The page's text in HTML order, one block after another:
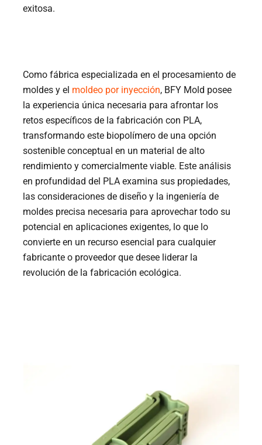
exitosa.
Como fábrica especializada en el procesamiento de
moldes y el moldeo por inyección, BFY Mold posee
la experiencia única necesaria para afrontar los
retos específicos de la fabricación con PLA,
transformando este biopolímero de una opción
sostenible conceptual en un material de alto
rendimiento y comercialmente viable. Este análisis
en profundidad del PLA examina sus propiedades,
las consideraciones de diseño y la ingeniería de
moldes precisa necesaria para aprovechar todo su
potencial en aplicaciones exigentes, lo que lo
convierte en un recurso esencial para cualquier
fabricante o proveedor que desee liderar la
revolución de la fabricación ecológica.